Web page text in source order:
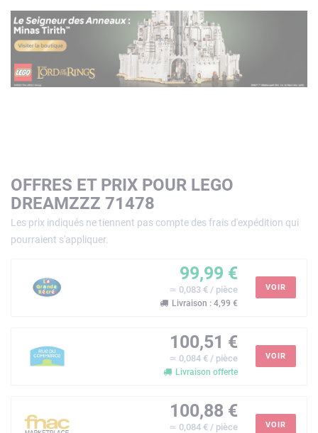
OFFRES ET PRIX POUR LEGO
DREAMZZZ 71478
Les prix indiqués ne tiennent pas compte des frais d'expédition qui
pourraient s'appliquer.
99,99 €
≃ 0,083 € / pièce
Livraison : 4,99 €
VOIR
100,51 €
≃ 0,084 € / pièce
Livraison offerte
VOIR
100,88 €
≃ 0,084 € / pièce VOIR